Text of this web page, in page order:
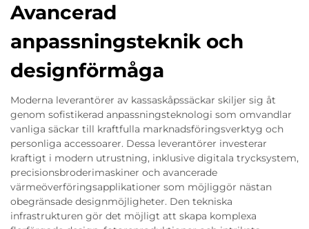
Avancerad
anpassningsteknik och
designförmåga
Moderna leverantörer av kassaskåpssäckar skiljer sig åt
genom sofistikerad anpassningsteknologi som omvandlar
vanliga säckar till kraftfulla marknadsföringsverktyg och
personliga accessoarer. Dessa leverantörer investerar
kraftigt i modern utrustning, inklusive digitala trycksystem,
precisionsbroderimaskiner och avancerade
värmeöverföringsapplikationer som möjliggör nästan
obegränsade designmöjligheter. Den tekniska
infrastrukturen gör det möjligt att skapa komplexa